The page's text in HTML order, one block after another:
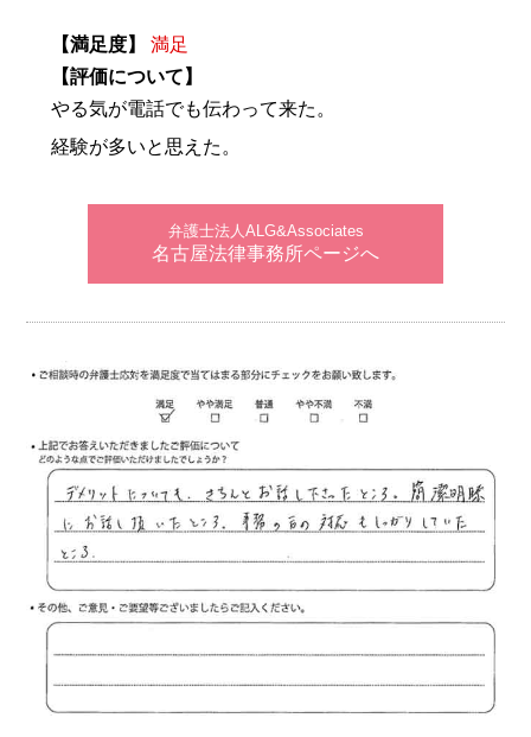
【満足度】
満足
【評価について】
やる気が電話でも伝わって来た。
経験が多いと思えた。
弁護士法人ALG&Associates
名古屋法律事務所ページへ